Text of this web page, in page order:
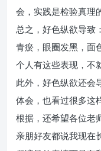
会，实践是检验真理
总之，好色纵欲导致
青瘀，眼圈发黑，面
个人有这些表现，不
此外，好色纵欲还会
体会，也看过很多这
根据，还希望各位老
亲朋好友都说我现在